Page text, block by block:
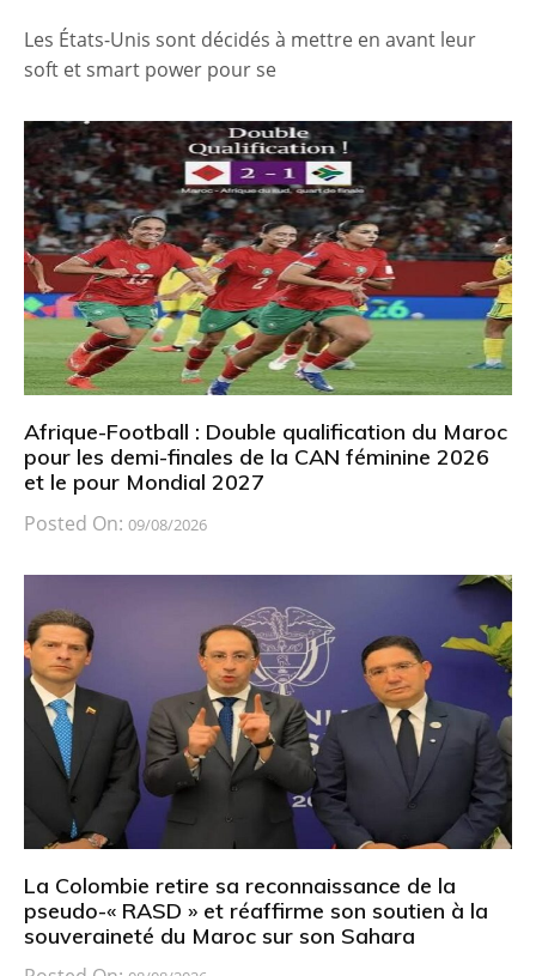
Les États-Unis sont décidés à mettre en avant leur
soft et smart power pour se
Afrique-Football : Double qualification du Maroc
pour les demi-finales de la CAN féminine 2026
et le pour Mondial 2027
Posted On: 09/08/2026
La Colombie retire sa reconnaissance de la
pseudo-« RASD » et réaffirme son soutien à la
souveraineté du Maroc sur son Sahara